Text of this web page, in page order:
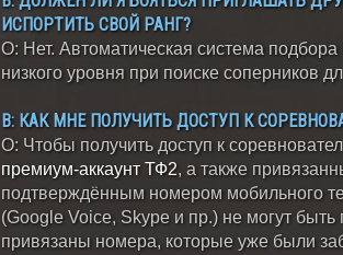
ИСПОРТИТЬ СВОЙ РАНГ?
О: Нет. Автоматическая система подбора
низкого уровня при поиске соперников
В: КАК МНЕ ПОЛУЧИТЬ ДОСТУП К
О: Чтобы получить доступ к
премиум-аккаунт ТФ2, а также
подтверждённым номером мобильного
(Google Voice, Skype и пр.) не могут быть
привязаны номера, которые уже были